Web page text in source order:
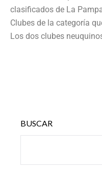
clasificados de La
Clubes de la categoría
Los dos clubes
BUSCAR